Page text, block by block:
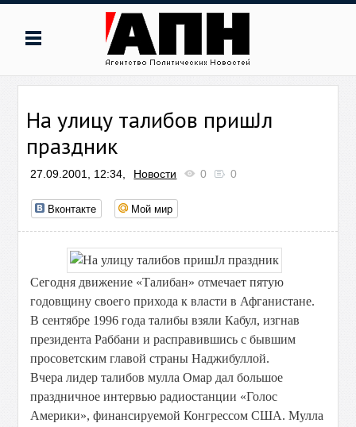
На улицу талибов пришЈл
праздник
27.09.2001, 12:34, Новости 0 0
Вконтакте Мой мир
Сегодня движение «Талибан» отмечает пятую
годовщину своего прихода к власти в Афганистане.
В сентябре 1996 года талибы взяли Кабул, изгнав
президента Раббани и расправившись с бывшим
просоветским главой страны Наджибуллой.
Вчера лидер талибов мулла Омар дал большое
праздничное интервью радиостанции «Голос
Америки», финансируемой Конгрессом США. Мулла